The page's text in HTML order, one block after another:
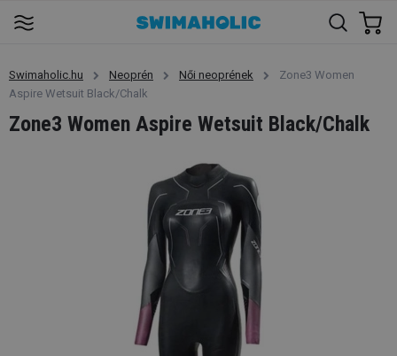
Swimaholic.hu Neoprén Női neoprének
Zone3 Women
Aspire Wetsuit Black/Chalk
Zone3 Women Aspire Wetsuit Black/Chalk